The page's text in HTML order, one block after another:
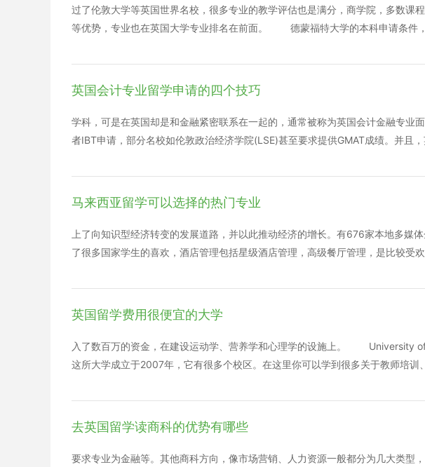
5到现在的1：10.5，使得留学的总费用出现较大空间的下调，学生一年可减少近
英国读本科，一年费用约为20万元人民币，节省的费用是相当可观的。此外，留
的消费水平也比中国高出很多，所以对于很多普通家庭的中国留学生来说，想要
是一个浪漫主义的国家，他的教育制度和体系也是世界一流的，为此每年都有很
向都是比较辛苦的，如果您觉得这个费用在自身的承受范围内，不妨就早早做点
过了伦敦大学等英国世界名校，很多专业的教学评估也是满分，商学院，多数课
等优势，专业也在英国大学专业排名在前面。 德蒙福特大学的本科申请条件
成绩75分，平均成绩，b bb。本科申请的材料需要是申请的表格成绩单，在读的
单。毕业成绩单，毕业证书，护照，申请的时间大概是在7月31号之前。 研究
3，硕士学历，要求完成国内本科课程，有学士学位，完成英国本科课程，二级及
请的材料包括申请表格成绩单在读证明两封推荐信个人的陈述，雅思成绩单毕
的就是英国德蒙福特大学的留学条件和需要准备的一些材料，现在大家应该也英
解一下这些知识，做好充分的准备。
英国会计专业留学申请的四个技巧
学科，可是在英国却是和金融紧密联系在一起的，通常被称为英国会计金融专业
者IBT申请，部分名校如伦敦政治经济学院(LSE)甚至要求提供GMAT成绩。并且
合理定位或调整自己申请的学校级别。 4.提高申请者的学术表现，百利而无一害
出国的同学们，在大三、大四一定要提高学术表现(在校绩点、即GPA)，并要取得
T)，提前准备以免耽误申请的最佳时间。而大一、大二的同学，要尽早确定自己
课程，提升学术背景，严格要求自我，以尽早达到英国各大名校的要求。早准备
而无一害。 以上便是小编为大家汇聚的英国会计金融专业申请全程技巧，希望对
范围之外的学生申请到相应的学校，除了硬性条件(学校背景和均分)，如果软性
立思考能力、有专业实践能力、有独特人生经历、有学术天分的学生。
马来西亚留学可以选择的热门专业
上了向知识型经济转变的发展道路，并以此推动经济的增长。有676家本地多媒
了很多国家学生的喜欢，酒店管理包括星级酒店管理，高级餐厅管理，是比较受
体与广播、影像与数码艺术、电视与电影，商业，时装设计、室内设计、产品设
设计赛事，让学生接触最新潮流的艺术理念。 上面给大家介绍的就是马来西亚留
所了解了吧，马来西亚留学以上的这些专业就非常的不错，大家可以根据自己的
的内容可以给大家带来帮助。
英国留学费用很便宜的大学
入了数百万的资金，在建设运动学、营养学和心理学的设施上。
这所大学成立于2007年，它有很多个校区。在这里你可以学到很多关于教师培
m, TV and Visual Effects for Film and TV的相关课程。它会提供很多综合职
ordshire的这所大学求和传统学术的课程。 Buckinghamshire New
学有两个校区：High Wycombe and Uxbridge。这两个校区离伦敦都不是很
y 年均学费：11200英镑 这所大学的历史可以被追溯到1843年。早先它是
去英国留学读商科的优势有哪些
要求专业为金融等。其他商科方向，像市场营销、人力资源一般都分为几大类型